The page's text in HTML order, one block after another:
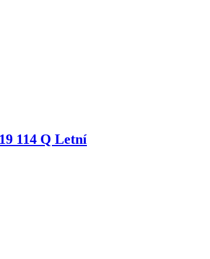
114 Q Letní